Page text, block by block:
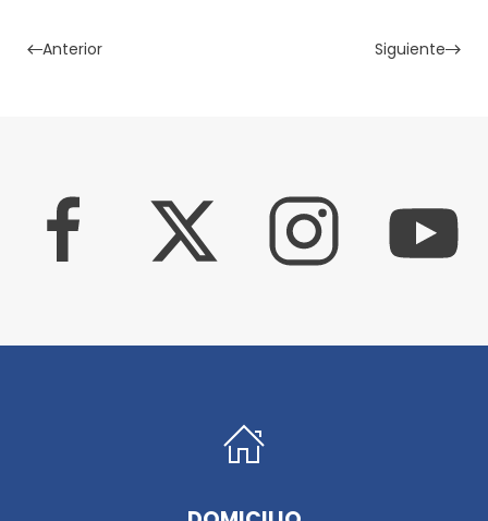
Anterior Siguiente